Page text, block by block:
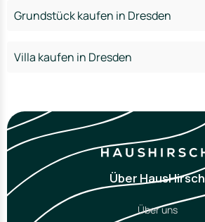
Grundstück kaufen in Dresden
Villa kaufen in Dresden
Über HausHirsch
Über uns